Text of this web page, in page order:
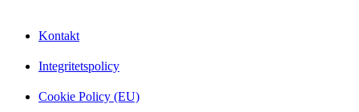
Kontakt
Integritetspolicy
Cookie Policy (EU)